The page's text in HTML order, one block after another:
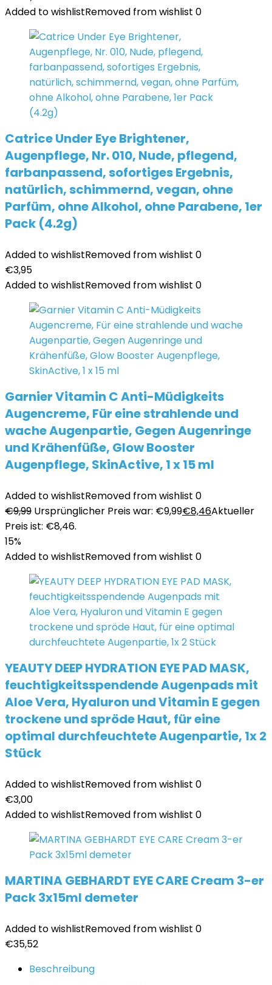
Added to wishlistRemoved from wishlist 0
Catrice Under Eye Brightener,
Augenpflege, Nr. 010, Nude, pflegend,
farbanpassend, sofortiges Ergebnis,
natürlich, schimmernd, vegan, ohne
Parfüm, ohne Alkohol, ohne Parabene, 1er
Pack (4.2g)
Added to wishlistRemoved from wishlist 0
€3,95
Added to wishlistRemoved from wishlist 0
Garnier Vitamin C Anti-Müdigkeits
Augencreme, Für eine strahlende und
wache Augenpartie, Gegen Augenringe
und Krähenfüße, Glow Booster
Augenpflege, SkinActive, 1 x 15 ml
Added to wishlistRemoved from wishlist 0
€9,99 Ursprünglicher Preis war: €9,99€8,46Aktueller
Preis ist: €8,46.
15%
Added to wishlistRemoved from wishlist 0
YEAUTY DEEP HYDRATION EYE PAD MASK,
feuchtigkeitsspendende Augenpads mit
Aloe Vera, Hyaluron und Vitamin E gegen
trockene und spröde Haut, für eine
optimal durchfeuchtete Augenpartie, 1x 2
Stück
Added to wishlistRemoved from wishlist 0
€3,00
Added to wishlistRemoved from wishlist 0
MARTINA GEBHARDT EYE CARE Cream 3-er
Pack 3x15ml demeter
Added to wishlistRemoved from wishlist 0
€35,52
Beschreibung